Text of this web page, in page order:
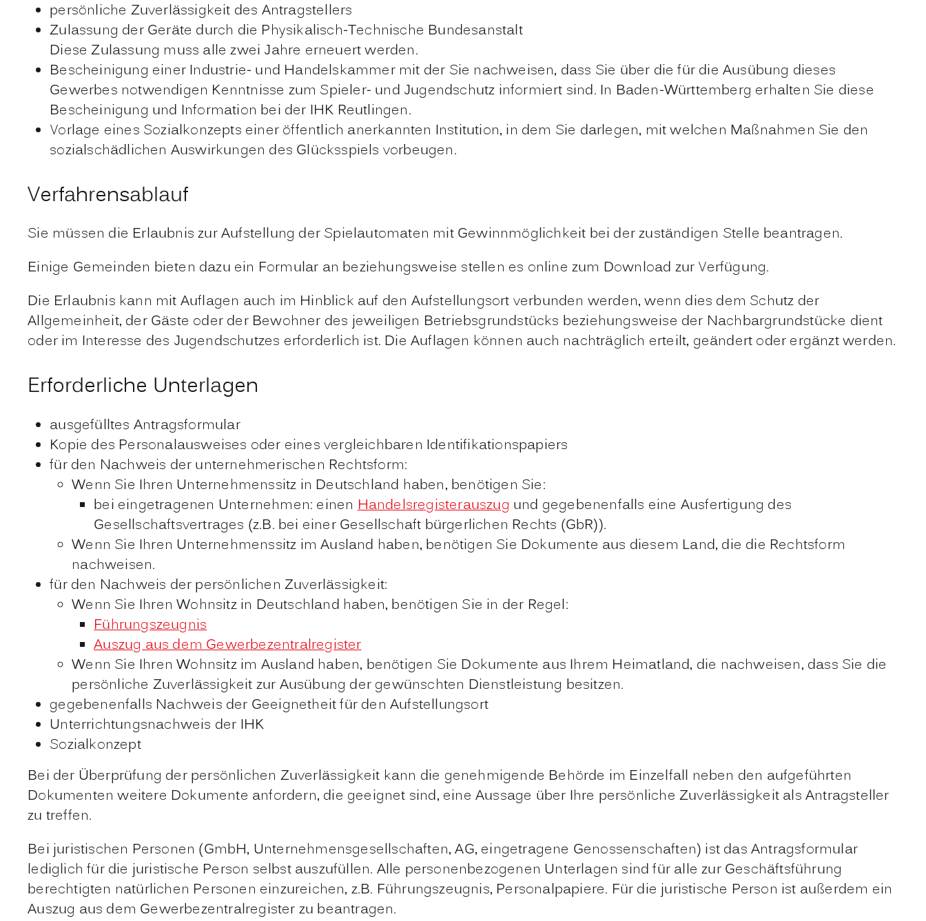
persönliche Zuverlässigkeit des Antragstellers
Zulassung der Geräte durch die Physikalisch-Technische Bundesanstalt
Diese Zulassung muss alle zwei Jahre erneuert werden.
Bescheinigung einer Industrie- und Handelskammer mit der Sie nachweisen, dass Sie über die für die Ausübung dieses
Gewerbes notwendigen Kenntnisse zum Spieler- und Jugendschutz informiert sind. In Baden-Württemberg erhalten Sie diese
Bescheinigung und Information bei der IHK Reutlingen.
Vorlage eines Sozialkonzepts einer öffentlich anerkannten Institution, in dem Sie darlegen, mit welchen Maßnahmen Sie den
sozialschädlichen Auswirkungen des Glücksspiels vorbeugen.
Verfahrensablauf
Sie müssen die Erlaubnis zur Aufstellung der Spielautomaten mit Gewinnmöglichkeit bei der zuständigen Stelle beantragen.
Einige Gemeinden bieten dazu ein Formular an beziehungsweise stellen es online zum Download zur Verfügung.
Die Erlaubnis kann mit Auflagen auch im Hinblick auf den Aufstellungsort verbunden werden, wenn dies dem Schutz der
Allgemeinheit, der Gäste oder der Bewohner des jeweiligen Betriebsgrundstücks beziehungsweise der Nachbargrundstücke dient
oder im Interesse des Jugendschutzes erforderlich ist. Die Auflagen können auch nachträglich erteilt, geändert oder ergänzt werden.
Erforderliche Unterlagen
ausgefülltes Antragsformular
Kopie des Personalausweises oder eines vergleichbaren Identifikationspapiers
für den Nachweis der unternehmerischen Rechtsform:
Wenn Sie Ihren Unternehmenssitz in Deutschland haben, benötigen Sie:
bei eingetragenen Unternehmen: einenHandelsregisterauszug und gegebenenfalls eine Ausfertigung des
Gesellschaftsvertrages (z.B. bei einer Gesellschaft bürgerlichen Rechts (GbR)).
Wenn Sie Ihren Unternehmenssitz im Ausland haben, benötigen Sie Dokumente aus diesem Land, die die Rechtsform
nachweisen.
für den Nachweis der persönlichen Zuverlässigkeit:
Wenn Sie Ihren Wohnsitz in Deutschland haben, benötigen Sie in der Regel:
Führungszeugnis
Auszug aus dem Gewerbezentralregister
Wenn Sie Ihren Wohnsitz im Ausland haben, benötigen Sie Dokumente aus Ihrem Heimatland, die nachweisen, dass Sie die
persönliche Zuverlässigkeit zur Ausübung der gewünschten Dienstleistung besitzen.
gegebenenfalls Nachweis der Geeignetheit für den Aufstellungsort
Unterrichtungsnachweis der IHK
Sozialkonzept
Bei der Überprüfung der persönlichen Zuverlässigkeit kann die genehmigende Behörde im Einzelfall neben den aufgeführten
Dokumenten weitere Dokumente anfordern, die geeignet sind, eine Aussage über Ihre persönliche Zuverlässigkeit als Antragsteller
zu treffen.
Bei juristischen Personen (GmbH, Unternehmensgesellschaften, AG, eingetragene Genossenschaften) ist das Antragsformular
lediglich für die juristische Person selbst auszufüllen. Alle personenbezogenen Unterlagen sind für alle zur Geschäftsführung
berechtigten natürlichen Personen einzureichen, z.B. Führungszeugnis, Personalpapiere. Für die juristische Person ist außerdem ein
Auszug aus dem Gewerbezentralregister zu beantragen.